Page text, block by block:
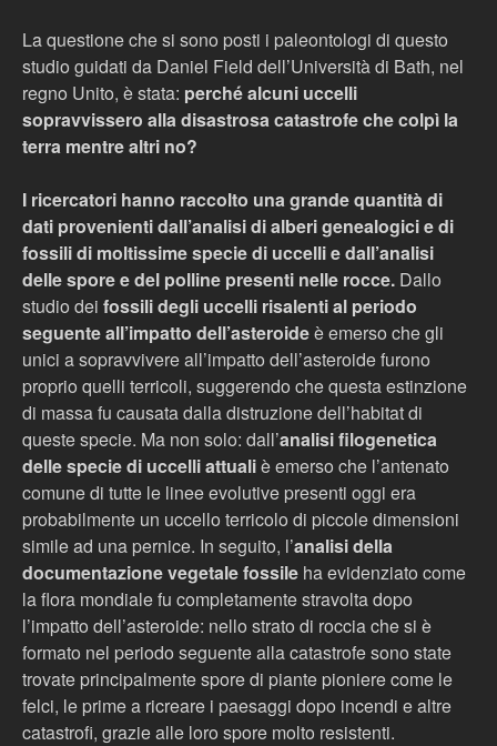
La questione che si sono posti i paleontologi di questo
studio guidati da Daniel Field dell’Università di Bath, nel
regno Unito, è stata: perché alcuni uccelli
sopravvissero alla disastrosa catastrofe che colpì la
terra mentre altri no?
I ricercatori hanno raccolto una grande quantità di
dati provenienti dall’analisi di alberi genealogici e di
fossili di moltissime specie di uccelli e dall’analisi
delle spore e del polline presenti nelle rocce. Dallo
studio dei fossili degli uccelli risalenti al periodo
seguente all’impatto dell’asteroideè emerso che gli
unici a sopravvivere all’impatto dell’asteroide furono
proprio quelli terricoli, suggerendo che questa estinzione
di massa fu causata dalla distruzione dell’habitat di
queste specie. Ma non solo: dall’analisi filogenetica
delle specie di uccelli attualiè emerso che l’antenato
comune di tutte le linee evolutive presenti oggi era
probabilmente un uccello terricolo di piccole dimensioni
simile ad una pernice. In seguito, l’analisi della
documentazione vegetale fossile ha evidenziato come
la flora mondiale fu completamente stravolta dopo
l’impatto dell’asteroide: nello strato di roccia che si è
formato nel periodo seguente alla catastrofe sono state
trovate principalmente spore di piante pioniere come le
felci, le prime a ricreare i paesaggi dopo incendi e altre
catastrofi, grazie alle loro spore molto resistenti.